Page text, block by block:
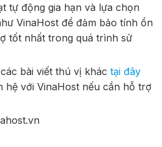
tự động gia hạn và lựa chọn
VinaHost để đảm bảo tính ổn
tốt nhất trong quá trình sử
bài viết thú vị khác tại đây
hệ với VinaHost nếu cần hỗ trợ